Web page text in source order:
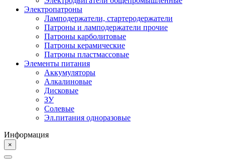
Электропатроны
Ламподержатели, стартеродержатели
Патроны и ламподержатели прочие
Патроны карболитовые
Патроны керамические
Патроны пластмассовые
Элементы питания
Аккумуляторы
Алкалиновые
Дисковые
ЗУ
Солевые
Эл.питания одноразовые
Информация
×